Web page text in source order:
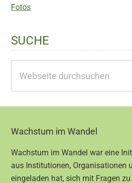
Fotos
SUCHE
durchsuchen
Footer
Wachstum im Wandel
Wachstum im Wandel war eine
aus Institutionen, Organisationen
eingeladen hat, sich mit Fragen